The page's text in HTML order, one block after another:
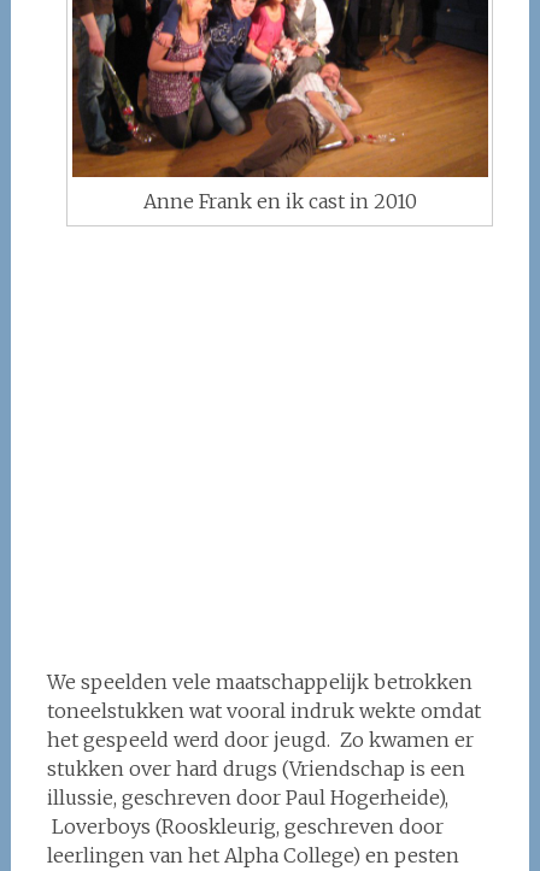
Anne Frank en ik cast in 2010
We speelden vele maatschappelijk betrokken
toneelstukken wat vooral indruk wekte omdat
het gespeeld werd door jeugd. Zo kwamen er
stukken over hard drugs (Vriendschap is een
illussie, geschreven door Paul Hogerheide),
Loverboys (Rooskleurig, geschreven door
leerlingen van het Alpha College) en pesten